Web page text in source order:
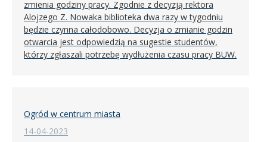
zmienia godziny pracy. Zgodnie z decyzją rektora
Alojzego Z. Nowaka biblioteka dwa razy w tygodniu
będzie czynna całodobowo. Decyzja o zmianie godzin
otwarcia jest odpowiedzią na sugestie studentów,
którzy zgłaszali potrzebę wydłużenia czasu pracy BUW.
Ogród w centrum miasta
14-04-2023